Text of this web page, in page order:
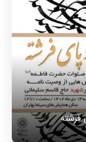
فرشته